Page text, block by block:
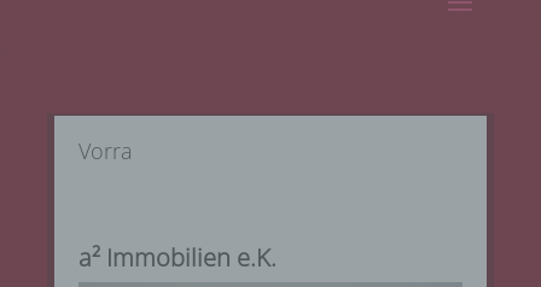
Vorra
a² Immobilien e.K.